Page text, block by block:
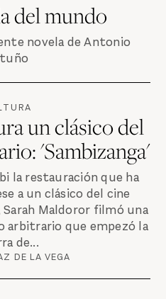
del mundo
novela de Antonio
un clásico del
'Sambizanga'
la restauración que ha
a un clásico del cine
Sarah Maldoror filmó una
arbitrario que empezó la
de...
DE LA VEGA